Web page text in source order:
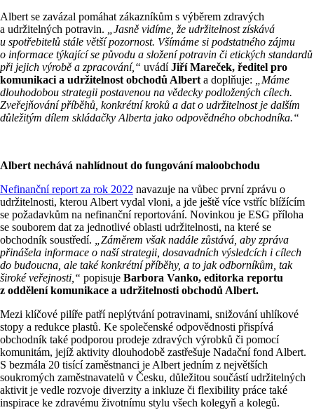
Albert se zavázal pomáhat zákazníkům s výběrem zdravých
a udržitelných potravin.
„Jasně vidíme, že udržitelnost získává
u spotřebitelů stále větší pozornost. Všímáme si podstatného zájmu
o informace týkající se původu a složení potravin či etických standardů
při jejich výrobě a zpracování,“ uvádíJiří Mareček, ředitel pro
komunikaci a udržitelnost obchodů Albert a doplňuje:
„Máme
dlouhodobou strategii postavenou na vědecky podložených cílech.
Zveřejňování příběhů, konkrétní kroků a dat o udržitelnost je dalším
důležitým dílem skládačky Alberta jako odpovědného obchodníka.“
Albert nechává nahlídnout do fungování maloobchodu
Nefinanční report za rok 2022 navazuje na vůbec první zprávu o
udržitelnosti, kterou Albert vydal vloni, a jde ještě více vstříc blížícím
se požadavkům na nefinanční reportování. Novinkou je ESG příloha
se souborem dat za jednotlivé oblasti udržitelnosti, na které se
obchodník soustředí.
„Záměrem však nadále zůstává, aby zpráva
přinášela informace o naší strategii, dosavadních výsledcích i cílech
do budoucna, ale také konkrétní příběhy, a to jak odborníkům, tak
široké veřejnosti,“ popisuje Barbora Vanko, editorka reportu
z oddělení komunikace a udržitelnosti obchodů Albert.
Mezi klíčové pilíře patří neplýtvání potravinami, snižování uhlíkové
stopy a redukce plastů. Ke společenské odpovědnosti přispívá
obchodník také podporou prodeje zdravých výrobků či pomocí
komunitám, jejíž aktivity dlouhodobě zastřešuje Nadační fond Albert.
S bezmála 20 tisící zaměstnanci je Albert jedním z největších
soukromých zaměstnavatelů v Česku, důležitou součástí udržitelných
aktivit je vedle rozvoje diverzity a inkluze či flexibility práce také
inspirace ke zdravému životnímu stylu všech kolegyň a kolegů.